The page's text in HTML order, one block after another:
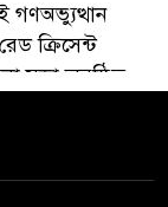
গণঅভ্যুত্থান
ক্রিসেন্ট
সভা অনুষ্ঠিত